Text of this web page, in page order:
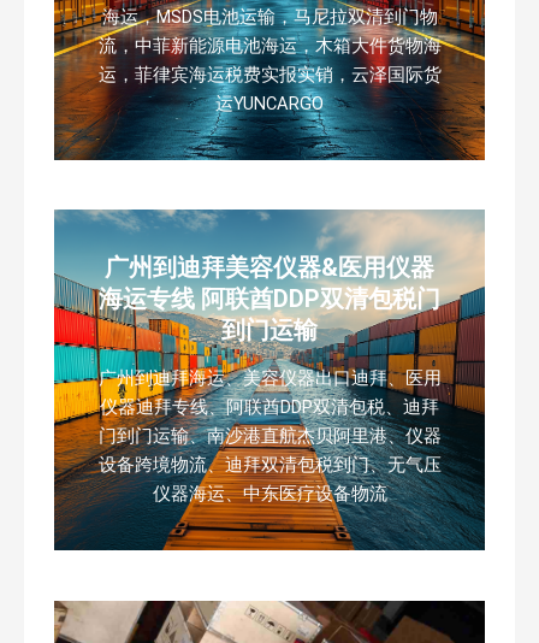
海运，MSDS电池运输，马尼拉双清到门物
流，中菲新能源电池海运，木箱大件货物海
运，菲律宾海运税费实报实销，云泽国际货
运YUNCARGO
广州到迪拜美容仪器&医用仪器
海运专线 阿联酋DDP双清包税门
到门运输
广州到迪拜海运、美容仪器出口迪拜、医用
仪器迪拜专线、阿联酋DDP双清包税、迪拜
门到门运输、南沙港直航杰贝阿里港、仪器
设备跨境物流、迪拜双清包税到门、无气压
仪器海运、中东医疗设备物流